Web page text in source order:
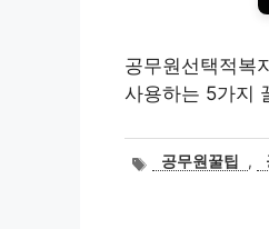
공무원선택적복
사용하는 5가지
태공무원꿀팁 ,